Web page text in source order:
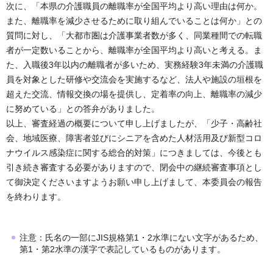
次に、「本県の介護職員の離職率が全国平均より高い理由は何か。
また、離職率を減少させるために取り組んでいることは何か」との
質問に対し、「大都市圏は介護事業者数が多く、同業種間での転職
者が一定数いることから、離職率が全国平均より高いと考える。ま
た、入職後3年以内の離職者が多いため、実務経験3年未満の介護職
員を対象とした研修や交流会を実施するなど、法人や施設の垣根を
超えた交流、情報交換の場を提供し、定着率の向上、離職率の減少
に努めている」との答弁がありました。
以上、審査経過の概要について申し上げましたが、「少子・高齢社
会、地域医療、障害者並びにシニアを含めた人材活用及び新型コロ
ナウイルス感染症に関する総合的対策」につきましては、今後とも
引き続き審査する必要がありますので、閉会中の継続審査事項とし
て御決定くださいますようお願い申し上げまして、本委員会の報告
を終わります。
注意：氏名の一部にJIS規格第1・2水準にない文字があるため、
第1・第2水準の漢字で表記しているものがあります。